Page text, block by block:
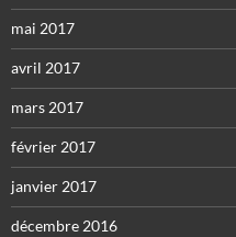
mai 2017
avril 2017
mars 2017
février 2017
janvier 2017
décembre 2016